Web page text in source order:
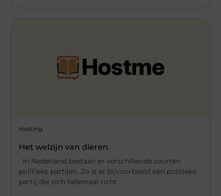
Hosting
Het welzijn van dieren
In Nederland bestaan er verschillende soorten
politieke partijen. Zo is er bijvoorbeeld een politieke
partij die zich helemaal richt